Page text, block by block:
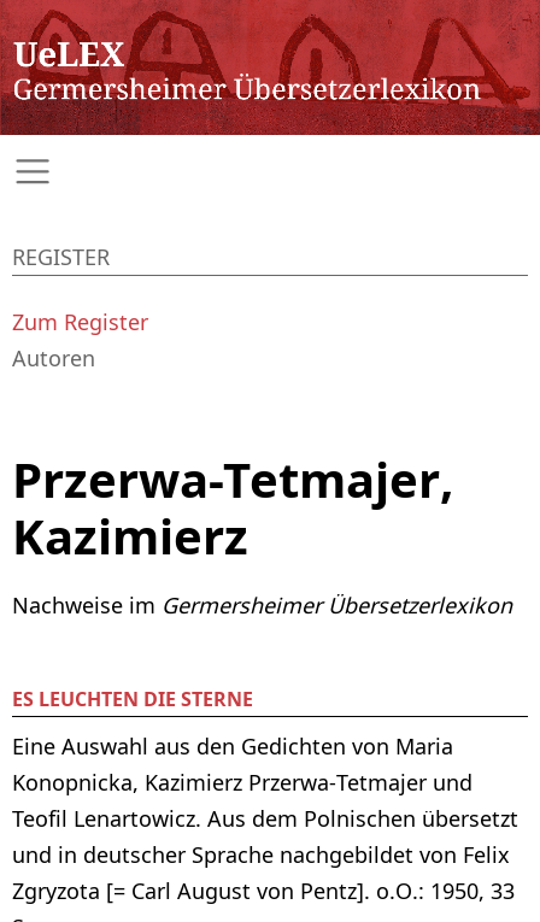
Przerwa-Tetmajer,
Kazimierz
Nachweise im Germersheimer Übersetzerlexikon
ES LEUCHTEN DIE STERNE
Eine Auswahl aus den Gedichten von Maria
Konopnicka, Kazimierz Przerwa-Tetmajer und
Teofil Lenartowicz. Aus dem Polnischen übersetzt
und in deutscher Sprache nachgebildet von Felix
Zgryzota [= Carl August von Pentz]. o.O.: 1950, 33
REGISTER
Zum Register
Autoren